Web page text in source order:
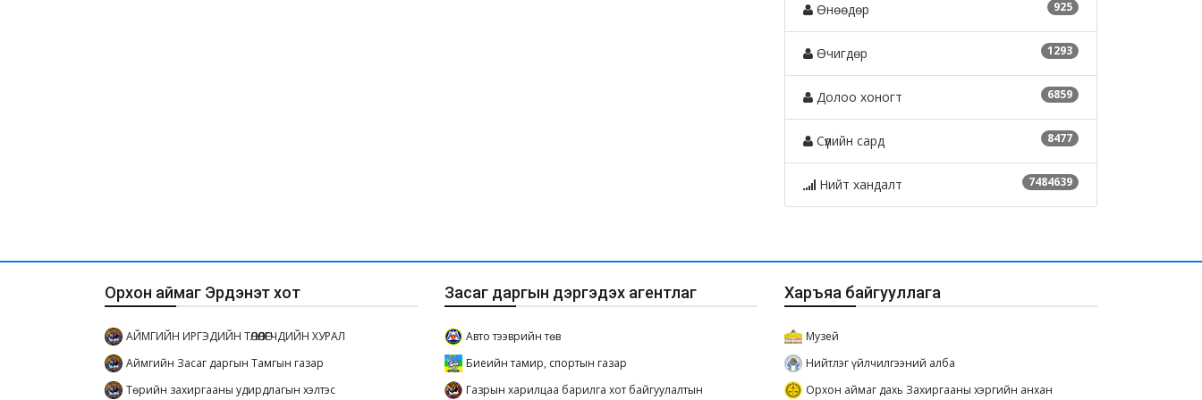
925
Өнөөдөр
1293
Өчигдөр
6859
Долоо хоногт
8477
Сүүлийн сард
7484639
Нийт хандалт
Орхон аймаг Эрдэнэт хот
АЙМГИЙН ИРГЭДИЙН ТӨЛӨӨЛӨГЧДИЙН ХУРАЛ
Аймгийн Засаг даргын Тамгын газар
Төрийн захиргааны удирдлагын хэлтэс
Засаг даргын дэргэдэх агентлаг
Авто тээврийн төв
Биеийн тамир, спортын газар
Газрын харилцаа барилга хот байгуулалтын
Харъяа байгууллага
Музей
Нийтлэг үйлчилгээний алба
Орхон аймаг дахь Захиргааны хэргийн анхан